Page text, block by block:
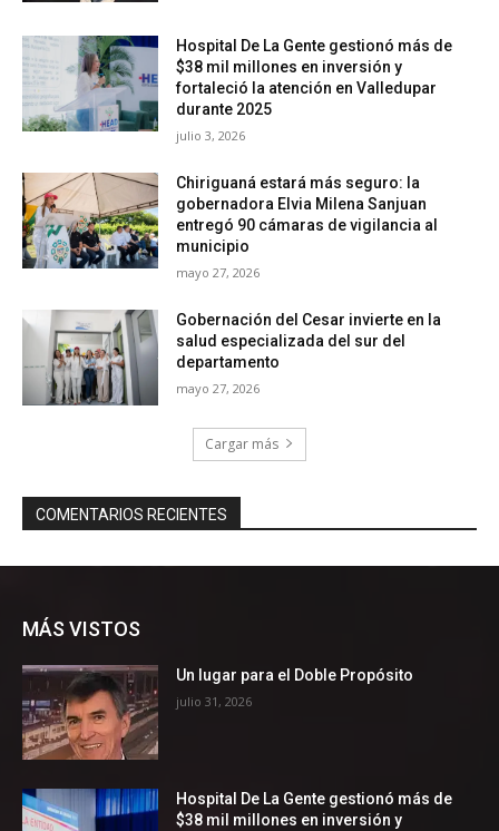
MÁS VISTOS
Un lugar para el Doble Propósito
julio 31, 2026
Hospital De La Gente gestionó más de
$38 mil millones en inversión y